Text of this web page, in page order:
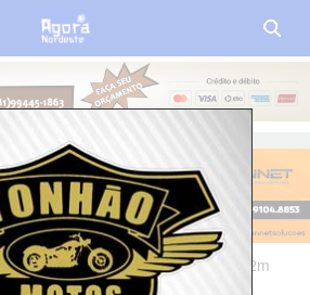
Atualizado em 11/06/2026 às 06h02m